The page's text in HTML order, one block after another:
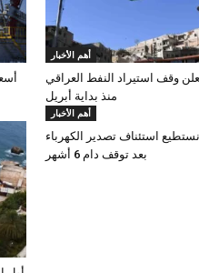
أهم الأخبار
وقف استيراد النفط العراقي
منذ بداية أبريل
أهم الأخبار
نستطيع استئناف تصدير الكهرباء
بعد توقف دام 6 أشهر